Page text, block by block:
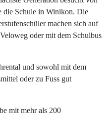
die Schule in Winikon. Die
machen sich auf
oder mit dem Schulbus
und sowohl mit dem
oder zu Fuss gut
mit mehr als 200